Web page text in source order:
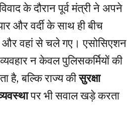
के दौरान पूर्व मंत्री ने अपने
और वर्दी के साथ ही बीच
और वहां से चले गए। एसोसिएशन
न केवल पुलिसकर्मियों की
है, बल्कि राज्य कीसुरक्षा
पर भी सवाल खड़े करता